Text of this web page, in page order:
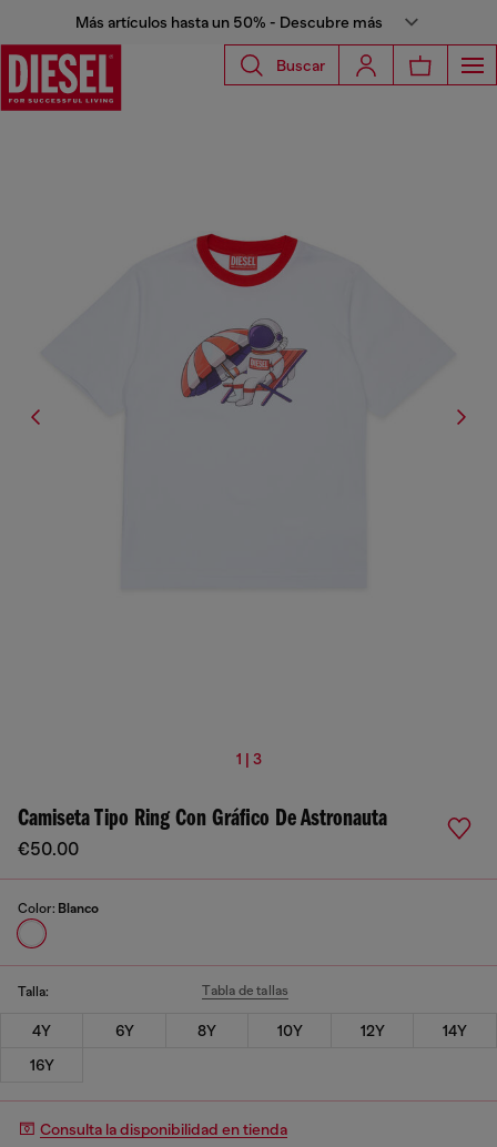
Más artículos hasta un 50% - Descubre más
Buscar
1 | 3
Camiseta Tipo Ring Con Gráfico De Astronauta
€50.00
Color: Blanco
Talla: Tabla de tallas
4Y 6Y 8Y 10Y 12Y
14Y
16Y
Consulta la disponibilidad en tienda